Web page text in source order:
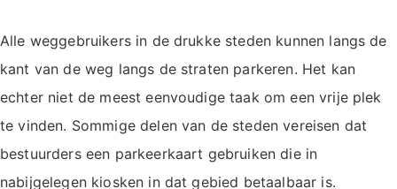
Alle weggebruikers in de drukke steden kunnen langs de
kant van de weg langs de straten parkeren. Het kan
echter niet de meest eenvoudige taak om een vrije plek
te vinden. Sommige delen van de steden vereisen dat
bestuurders een parkeerkaart gebruiken die in
nabijgelegen kiosken in dat gebied betaalbaar is.